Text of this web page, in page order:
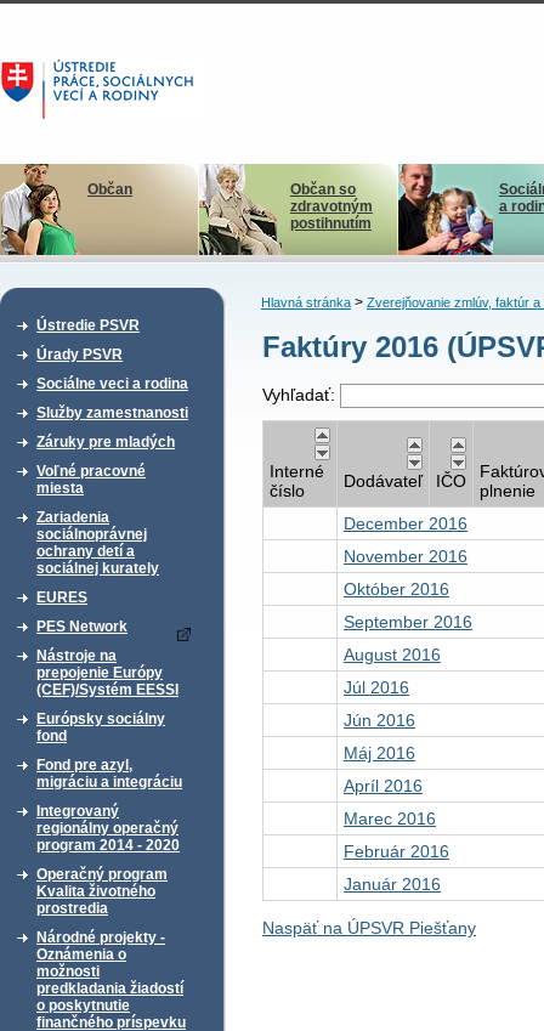
Občan
Občan so
zdravotným
postihnutím
a
Ústredie PSVR
Úrady PSVR
Sociálne veci a rodina
Služby zamestnanosti
Záruky pre mladých
Voľné pracovné
miesta
Zariadenia
sociálnoprávnej
ochrany detí a
sociálnej kurately
EURES
PES Network
Nástroje na
prepojenie Európy
(CEF)/Systém EESSI
Európsky sociálny
fond
Fond pre azyl,
migráciu a integráciu
Integrovaný
regionálny operačný
program 2014 - 2020
Operačný program
Kvalita životného
prostredia
Národné projekty -
Oznámenia o
možnosti
predkladania žiadostí
o poskytnutie
finančného príspevku
Hlavná stránka> Zverejňovanie zmlúv, faktúr a
Faktúry 2016
Vyhľadať:
Interné
číslo
Dodávateľ IČO
plnenie
December 2016
November 2016
Október 2016
September 2016
August 2016
Júl 2016
Jún 2016
Máj 2016
Apríl 2016
Marec 2016
Február 2016
Január 2016
Naspäť na ÚPSVR Piešťany